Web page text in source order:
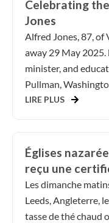
Celebrating
Jones
Alfred Jones, 87, of
away 29 May 2025.
minister, and
Pullman,
LIRE PLUS
Églises
reçu une
Les dimanche
Leeds, Angleterre,
tasse de thé chaud